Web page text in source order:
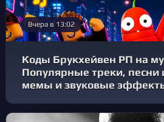
Вчера в 13:02
Коды Брукхейвен РП на
Популярные треки, песни
мемы и звуковые